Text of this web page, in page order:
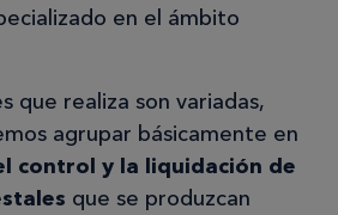
en el ámbito
que realiza son variadas,
agrupar básicamente en
control y la liquidación de
que se produzcan